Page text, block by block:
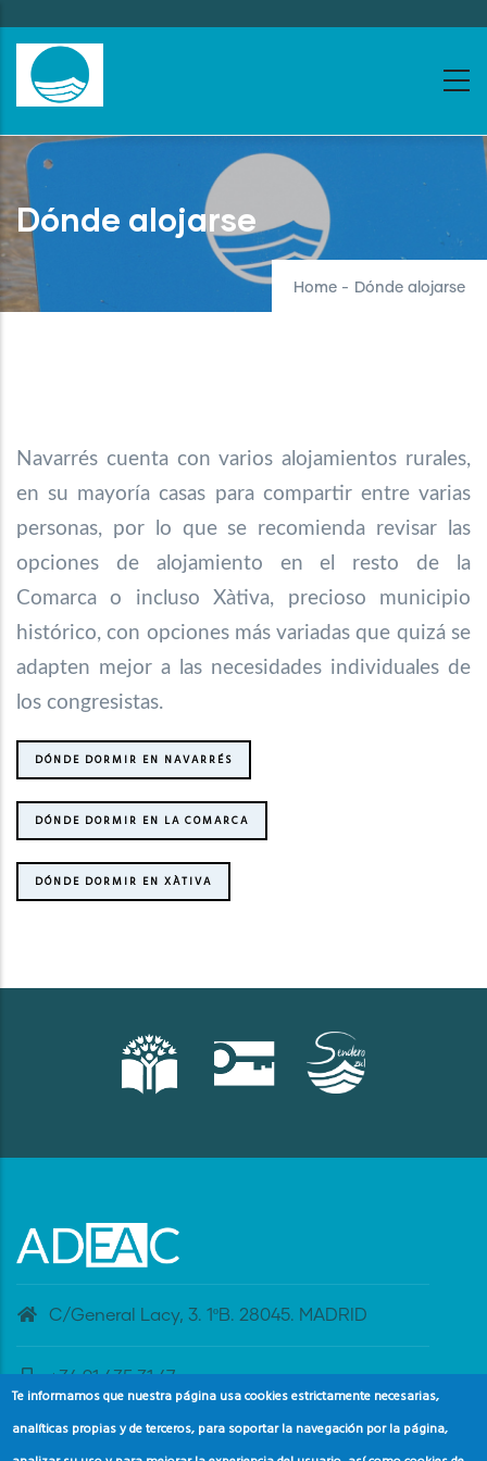
to
main
content
Dónde alojarse
Home - Dónde alojarse
Navarrés cuenta con varios alojamientos rurales,
en su mayoría casas para compartir entre varias
personas, por lo que se recomienda revisar las
opciones de alojamiento en el resto de la
Comarca o incluso Xàtiva, precioso municipio
histórico, con opciones más variadas que quizá se
adapten mejor a las necesidades individuales de
los congresistas.
DÓNDE DORMIR EN NAVARRÉS
DÓNDE DORMIR EN LA COMARCA
DÓNDE DORMIR EN XÀTIVA
C/General Lacy, 3. 1ºB. 28045. MADRID
+34 91 435 31 47
banderaazul@adeac.es
Te informamos que nuestra página usa cookies estrictamente necesarias,
analíticas propias y de terceros, para soportar la navegación por la página,